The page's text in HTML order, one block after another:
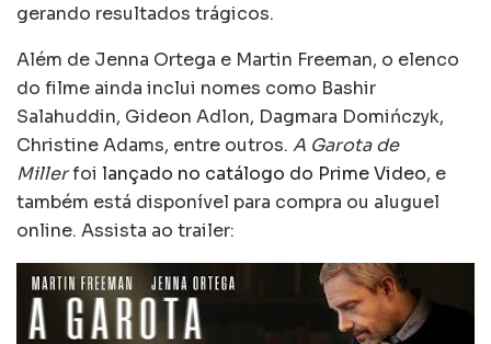
gerando resultados trágicos.
Além de Jenna Ortega e Martin Freeman, o elenco
do filme ainda inclui nomes como Bashir
Salahuddin, Gideon Adlon, Dagmara Domińczyk,
Christine Adams, entre outros. A Garota de
Millerfoi lançado no catálogo do Prime Video, e
também está disponível para compra ou aluguel
online. Assista ao trailer: